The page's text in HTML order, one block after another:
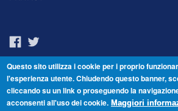
Il Giornale delle
Reg. Tribunale n.7 del 22/
© Fondazione Venezia 2000 - Dorsoduro 3488/
Questo sito utilizza i cookie per i proprio
l'esperienza utente. Chiudendo questo banner,
cliccando su un link o proseguendo la
acconsenti all'uso dei cookie. Maggiori